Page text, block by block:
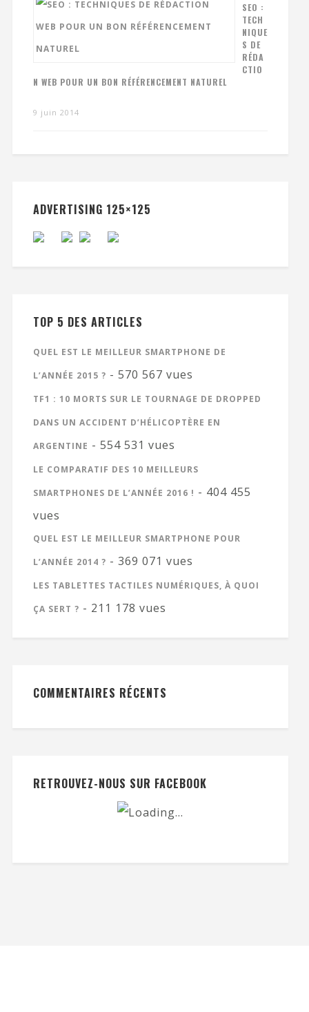
SEO :
TECH
NIQUE
S DE
RÉDA
CTIO
N WEB POUR UN BON RÉFÉRENCEMENT NATUREL
9 juin 2014
ADVERTISING 125×125
TOP 5 DES ARTICLES
QUEL EST LE MEILLEUR SMARTPHONE DE
L’ANNÉE 2015 ? - 570 567 vues
TF1 : 10 MORTS SUR LE TOURNAGE DE DROPPED
DANS UN ACCIDENT D’HÉLICOPTÈRE EN
ARGENTINE - 554 531 vues
LE COMPARATIF DES 10 MEILLEURS
SMARTPHONES DE L’ANNÉE 2016 ! - 404 455
vues
QUEL EST LE MEILLEUR SMARTPHONE POUR
L’ANNÉE 2014 ? - 369 071 vues
LES TABLETTES TACTILES NUMÉRIQUES, À QUOI
ÇA SERT ? - 211 178 vues
COMMENTAIRES RÉCENTS
RETROUVEZ-NOUS SUR FACEBOOK